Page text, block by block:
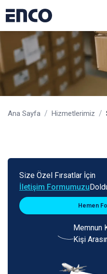
Ana Sayfa / Hizmetlerimiz /
Size Özel Fırsatlar İçin
İletişim Formumuzu
Hemen
Memnun
Kişi